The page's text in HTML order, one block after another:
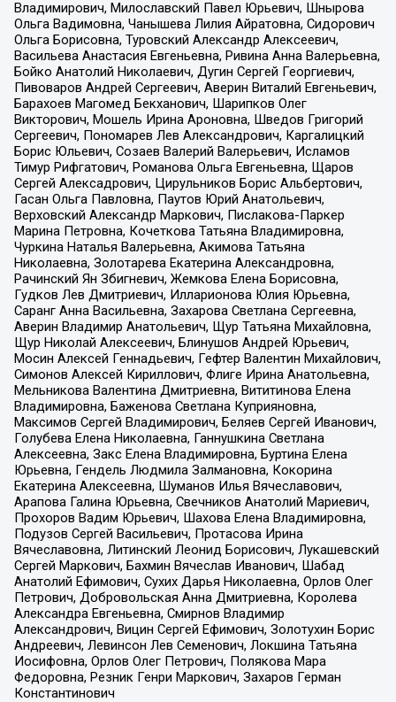
Владимирович, Милославский Павел Юрьевич, Шнырова
Ольга Вадимовна, Чанышева Лилия Айратовна, Сидорович
Ольга Борисовна, Туровский Александр Алексеевич,
Васильева Анастасия Евгеньевна, Ривина Анна Валерьевна,
Бойко Анатолий Николаевич, Дугин Сергей Георгиевич,
Пивоваров Андрей Сергеевич, Аверин Виталий Евгеньевич,
Барахоев Магомед Бекханович, Шарипков Олег
Викторович, Мошель Ирина Ароновна, Шведов Григорий
Сергеевич, Пономарев Лев Александрович, Каргалицкий
Борис Юльевич, Созаев Валерий Валерьевич, Исламов
Тимур Рифгатович, Романова Ольга Евгеньевна, Щаров
Сергей Алексадрович, Цирульников Борис Альбертович,
Гасан Ольга Павловна, Паутов Юрий Анатольевич,
Верховский Александр Маркович, Пислакова-Паркер
Марина Петровна, Кочеткова Татьяна Владимировна,
Чуркина Наталья Валерьевна, Акимова Татьяна
Николаевна, Золотарева Екатерина Александровна,
Рачинский Ян Збигневич, Жемкова Елена Борисовна,
Гудков Лев Дмитриевич, Илларионова Юлия Юрьевна,
Саранг Анна Васильевна, Захарова Светлана Сергеевна,
Аверин Владимир Анатольевич, Щур Татьяна Михайловна,
Щур Николай Алексеевич, Блинушов Андрей Юрьевич,
Мосин Алексей Геннадьевич, Гефтер Валентин Михайлович,
Симонов Алексей Кириллович, Флиге Ирина Анатольевна,
Мельникова Валентина Дмитриевна, Вититинова Елена
Владимировна, Баженова Светлана Куприяновна,
Максимов Сергей Владимирович, Беляев Сергей Иванович,
Голубева Елена Николаевна, Ганнушкина Светлана
Алексеевна, Закс Елена Владимировна, Буртина Елена
Юрьевна, Гендель Людмила Залмановна, Кокорина
Екатерина Алексеевна, Шуманов Илья Вячеславович,
Арапова Галина Юрьевна, Свечников Анатолий Мариевич,
Прохоров Вадим Юрьевич, Шахова Елена Владимировна,
Подузов Сергей Васильевич, Протасова Ирина
Вячеславовна, Литинский Леонид Борисович, Лукашевский
Сергей Маркович, Бахмин Вячеслав Иванович, Шабад
Анатолий Ефимович, Сухих Дарья Николаевна, Орлов Олег
Петрович, Добровольская Анна Дмитриевна, Королева
Александра Евгеньевна, Смирнов Владимир
Александрович, Вицин Сергей Ефимович, Золотухин Борис
Андреевич, Левинсон Лев Семенович, Локшина Татьяна
Иосифовна, Орлов Олег Петрович, Полякова Мара
Федоровна, Резник Генри Маркович, Захаров Герман
Константинович